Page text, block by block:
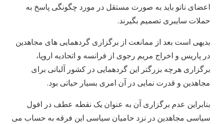
اعضای ناتو باید به صورت مستقل در مورد چگونگی پاسخ به
حملات سایبری تصمیم بگیرند.
بدیهی است بعد از ممانعت از برگزاری گردهمایی های مجاهدین
در پاریس و اخراج مریم رجوی از فرانسه و اتحادیه اروپا،
برگزاری هرچه بزرگتر این گردهمایی در کشور آلبانی برای
مجاهدین و قدرت نمایی در آن امری بسیار حیاتی بود.
بنابراین عدم برگزاری آن به عنوان یک نقطه عطف در افول
سیاسی مجاهدین در نزد حامیان سیاسی این فرقه به حساب می